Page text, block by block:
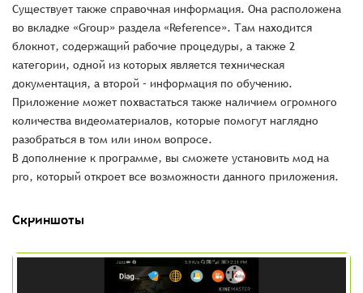
Существует также справочная информация. Она расположена
во вкладке «Group» раздела «Reference». Там находится
блокнот, содержащий рабочие процедуры, а также 2
категории, одной из которых является техническая
документация, а второй – информация по обучению.
Приложение может похвастаться также наличием огромного
количества видеоматериалов, которые помогут наглядно
разобраться в том или ином вопросе.
В дополнение к программе, вы сможете установить мод на
pro, который откроет все возможности данного приложения.
Скриншоты